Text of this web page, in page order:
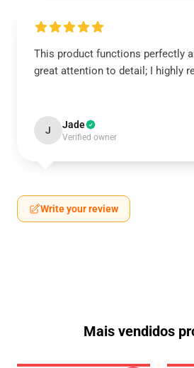
This product functions perfectly
great attention to detail; I highly
J Jade
Verified owner
Write your review
Mais vendidos